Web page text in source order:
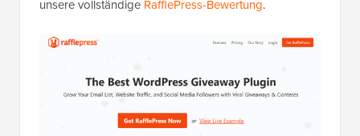
unsere vollständige RafflePress-Bewertung.